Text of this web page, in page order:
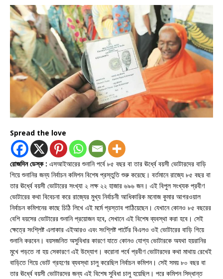
Spread the love
রোজদিন ডেস্ক : এসআইআরের শুনানি পর্বে ৮৫ বছর বা তার ঊর্ধ্বে বয়সী ভোটারদের বাড়ি
গিয়ে শুনানির জন্য নির্বাচন কমিশন বিশেষ প্রস্তুতি শুরু করেছে। বর্তমানে রাজ্যে ৮৫ বছর বা
তার ঊর্ধ্বে বয়সী ভোটারের সংখ্যা ২ লক্ষ ২২ হাজার ৬৯৬ জন। এই বিপুল সংখ্যক প্রবীণ
ভোটারের কথা বিবেচনা করে রাজ্যের মুখ্য নির্বাচনী আধিকারিক মনোজ কুমার আগরওয়াল
নির্বাচন কমিশনের কাছে চিঠি লিখে এই মর্মে প্রস্তাব পাঠিয়েছেন। যেখানে কোনও ৮৫ বছরের
বেশি বয়সের ভোটারের শুনানি প্রয়োজন হবে, সেখানে এই বিশেষ ব্যবস্থা করা হবে। সেই
ক্ষেত্রে সংশ্লিষ্ট এলাকার এইআরও এবং সংশ্লিষ্ট পার্টের বিএলও ওই ভোটারের বাড়ি গিয়ে
শুনানি করবেন। বয়সজনিত অসুবিধার কারণে যাতে কোনও যোগ্য ভোটারকে অযথা হয়রানির
মুখে পড়তে না হয় সেকারণে এই উদ্যোগ। করোনা পর্বে প্রবীণ ভোটারদের কথা মাথায় রেখেই
বাড়িতে গিয়ে ভোট গ্রহণের ব্যবস্থা চালু করেছিল নির্বাচন কমিশন। সেই সময় ৮০ বছর বা
তার ঊর্ধ্বে বয়সী ভোটারদের জন্য এই বিশেষ সুবিধা চালু হয়েছিল। পরে কমিশন সিদ্ধান্ত